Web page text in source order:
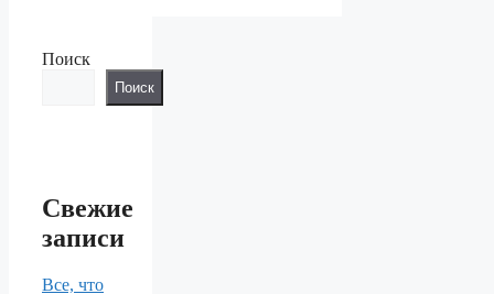
Поиск
Поиск
Свежие
записи
Все, что